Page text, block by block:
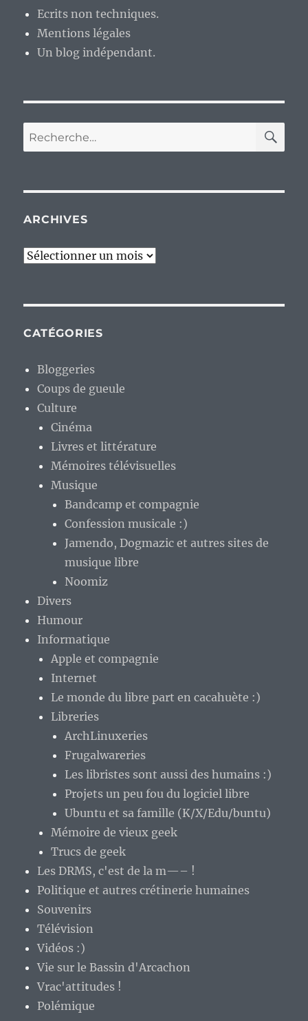
Ecrits non techniques.
Mentions légales
Un blog indépendant.
Recherche
pour :
ARCHIVES
Archives
CATÉGORIES
Bloggeries
Coups de gueule
Culture
Cinéma
Livres et littérature
Mémoires télévisuelles
Musique
Bandcamp et compagnie
Confession musicale :)
Jamendo, Dogmazic et autres sites de
musique libre
Noomiz
Divers
Humour
Informatique
Apple et compagnie
Internet
Le monde du libre part en cacahuète :)
Libreries
ArchLinuxeries
Frugalwareries
Les libristes sont aussi des humains :)
Projets un peu fou du logiciel libre
Ubuntu et sa famille (K/X/Edu/buntu)
Mémoire de vieux geek
Trucs de geek
Les DRMS, c'est de la m—– !
Politique et autres crétinerie humaines
Souvenirs
Télévision
Vidéos :)
Vie sur le Bassin d'Arcachon
Vrac'attitudes !
Polémique